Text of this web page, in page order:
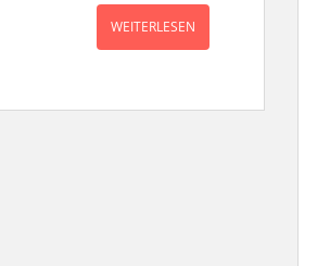
WEITERLESEN